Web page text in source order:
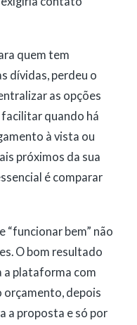
quem tem
dívidas, perdeu o
as opções
facilitar quando há
à vista ou
próximos da sua
é comparar
“funcionar bem” não
O bom resultado
a plataforma com
depois
a proposta e só por